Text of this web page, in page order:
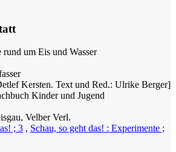
rund um Eis und Wasser
Kersten. Text und Red.: Ulrike Berger]
Kinder und Jugend
Velber Verl.
; 3 , Schau, so geht das! : Experimente ;